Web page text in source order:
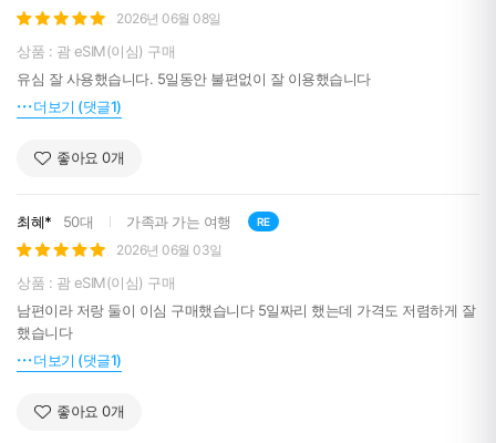
2026년 06월 08일
상품 : 괌 eSIM(이심) 구매
유심 잘 사용했습니다. 5일동안 불편없이 잘 이용했습니다
더보기 (댓글1)
좋아요 0개
최혜* 50대 가족과 가는 여행 RE
2026년 06월 03일
상품 : 괌 eSIM(이심) 구매
남편이라 저랑 둘이 이심 구매했습니다 5일짜리 했는데 가격도 저렴하게 잘
했습니다
더보기 (댓글1)
좋아요 0개